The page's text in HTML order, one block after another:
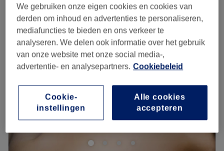
zweedse massages in de buurt van Matchens, Sint-Jans-Molenbeek
We gebruiken onze eigen cookies en cookies van
derden om inhoud en advertenties te personaliseren,
mediafuncties te bieden en ons verkeer te
analyseren. We delen ook informatie over het gebruik
van onze website met onze social media-,
advertentie- en analysepartners. Cookiebeleid
Alle cookies
accepteren
Cookie-
instellingen